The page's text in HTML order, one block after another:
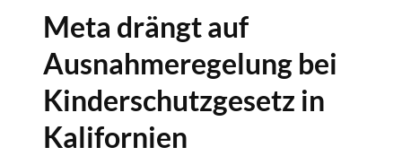
Meta drängt auf
Ausnahmeregelung bei
Kinderschutzgesetz in
Kalifornien